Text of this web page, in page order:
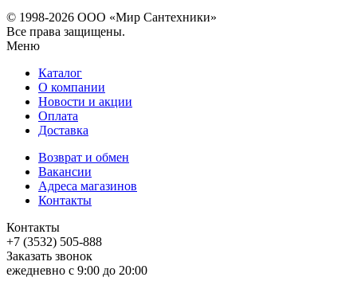
© 1998-2026 ООО «Мир Сантехники»
Все права защищены.
Меню
Каталог
О компании
Новости и акции
Оплата
Доставка
Возврат и обмен
Вакансии
Адреса магазинов
Контакты
Контакты
+7 (3532) 505-888
Заказать звонок
ежедневно с 9:00 до 20:00